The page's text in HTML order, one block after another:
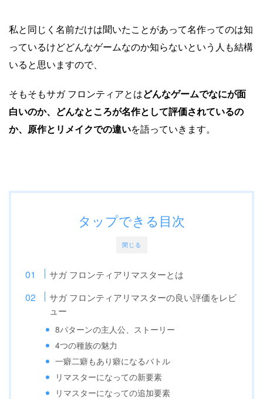
私と同じく名前だけは聞いたことがあって名作ってのは知
っているけどどんなゲームなのか知らないという人も結構
いると思いますので、
そもそもサガ フロンティアとはどんなゲームでなにが面
白いのか、どんなところが名作として評価されているの
か、原作とリメイクでの違いを語っていきます。
閉じる
タップできる目次
サガ フロンティアリマスターとは
サガ フロンティアリマスターの良い評価をレビ
ュー
8パターンの主人公、ストーリー
4つの種族の魅力
一癖二癖もあり癖になるバトル
リマスターになっての新要素
リマスターになっての追加要素